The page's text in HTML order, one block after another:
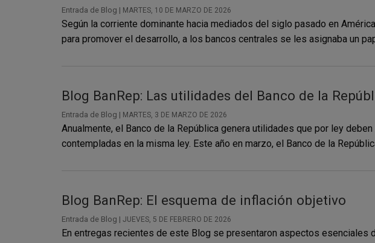
Entrada de Blog | MARTES, 10 DE MARZO DE 2026
Según la corriente dominante hacia mediados del siglo pasado en
para promover el desarrollo, a los bancos centrales se les asignaba un
Blog BanRep: Las utilidades del Banco de la
Entrada de Blog | MARTES, 3 DE MARZO DE 2026
Anualmente, el Banco de la República genera utilidades que por ley
contempladas en la misma ley. Este año en marzo, el Banco de la
Blog BanRep: El esquema de inflación objetivo
Entrada de Blog | JUEVES, 5 DE FEBRERO DE 2026
En entregas recientes de este Blog se presentaron aspectos esenciales